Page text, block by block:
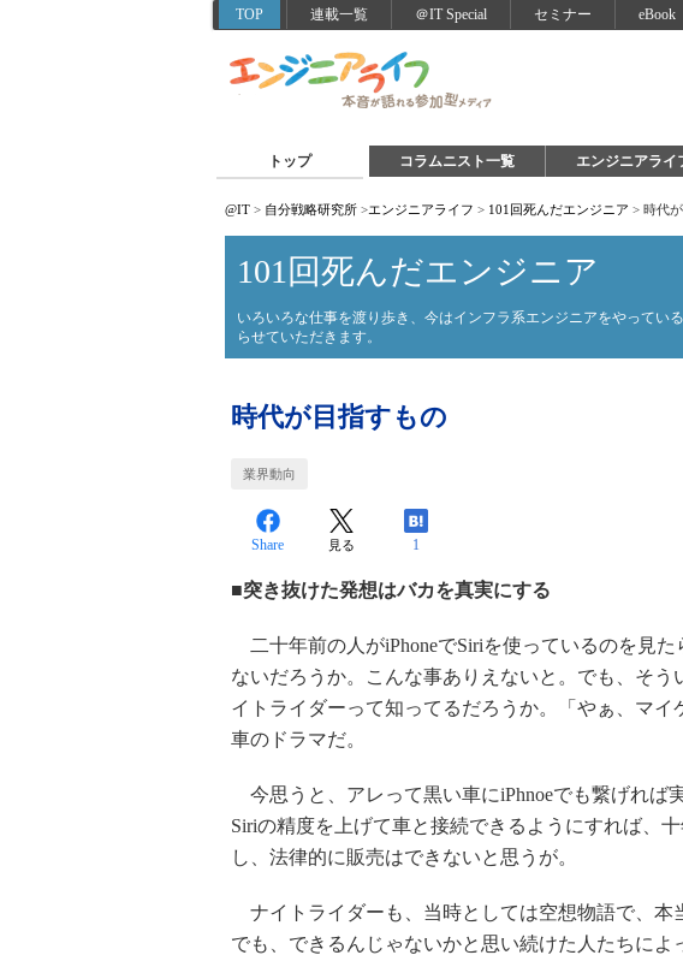
TOP 連載一覧 ＠IT Special セミナー eBook
トップ コラムニスト一覧 エンジニアライ
@IT > 自分戦略研究所 >エンジニアライフ > 101回死んだエンジニア > 時代
101回死んだエンジニア
いろいろな仕事を渡り歩き、今はインフラ系エンジニアをやってい
らせていただきます。
時代が目指すもの
業界動向
Share 見る 1
■突き抜けた発想はバカを真実にする
二十年前の人がiPhoneでSiriを使っているのを見
ないだろうか。こんな事ありえないと。でも、そ
イトライダーって知ってるだろうか。「やぁ、マ
車のドラマだ。
今思うと、アレって黒い車にiPhnoeでも繋げれば
Siriの精度を上げて車と接続できるようにすれば、
し、法律的に販売はできないと思うが。
ナイトライダーも、当時としては空想物語で、本
でも、できるんじゃないかと思い続けた人たちによ